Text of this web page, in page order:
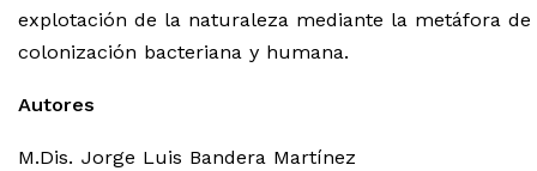
explotación de la naturaleza mediante la metáfora de
colonización bacteriana y humana.
Autores
M.Dis. Jorge Luis Bandera Martínez